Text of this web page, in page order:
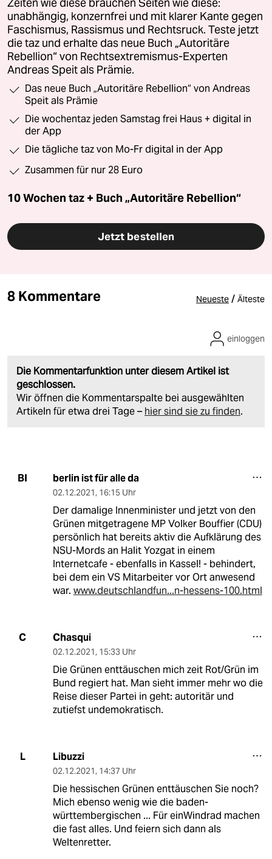
Zeiten wie diese brauchen Seiten wie diese:
unabhängig, konzernfrei und mit klarer Kante gegen
Faschismus, Rassismus und Rechtsruck. Teste jetzt
die taz und erhalte das neue Buch „Autoritäre
Rebellion“ von Rechtsextremismus-Experten
Andreas Speit als Prämie.
Das neue Buch „Autoritäre Rebellion“ von Andreas
Speit als Prämie
Die wochentaz jeden Samstag frei Haus + digital in
der App
Die tägliche taz von Mo-Fr digital in der App
Zusammen für nur 28 Euro
10 Wochen taz + Buch „Autoritäre Rebellion“
Jetzt bestellen
8 Kommentare Neueste / Älteste
Die Kommentarfunktion unter diesem Artikel ist
geschlossen.
Wir öffnen die Kommentarspalte bei ausgewählten
Artikeln für etwa drei Tage – hier sind sie zu finden.
einloggen
BI berlin ist für alle da
02.12.2021, 16:15 Uhr
Der damalige Innenminister und jetzt von den
Grünen mitgetragene MP Volker Bouffier (CDU)
persönlich hat bereits aktiv die Aufklärung des
NSU-Mords an Halit Yozgat in einem
Internetcafe - ebenfalls in Kassel! - behindert,
bei dem ein VS Mitarbeiter vor Ort anwesend
war. www.deutschlandfun...n-hessens-100.html
C Chasqui
02.12.2021, 15:33 Uhr
Die Grünen enttäuschen mich zeit Rot/Grün im
Bund regiert hat. Man sieht immer mehr wo die
Reise dieser Partei in geht: autoritär und
zutiefst undemokratisch.
L Libuzzi
02.12.2021, 14:37 Uhr
Die hessischen Grünen enttäuschen Sie noch?
Mich ebenso wenig wie die baden-
württembergischen ... Für einWindrad machen
die fast alles. Und feiern sich dann als
Weltenretter.